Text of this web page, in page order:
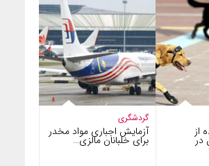
گردشگری
آزمایش اجباری مواد مخدر
برای خلبانان مالزی…
از